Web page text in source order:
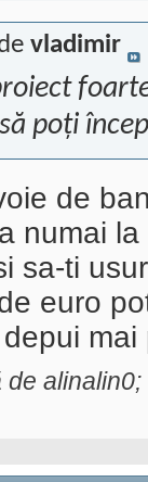
vladimir
poţi
de
numai
sa-ti
euro
mai
de